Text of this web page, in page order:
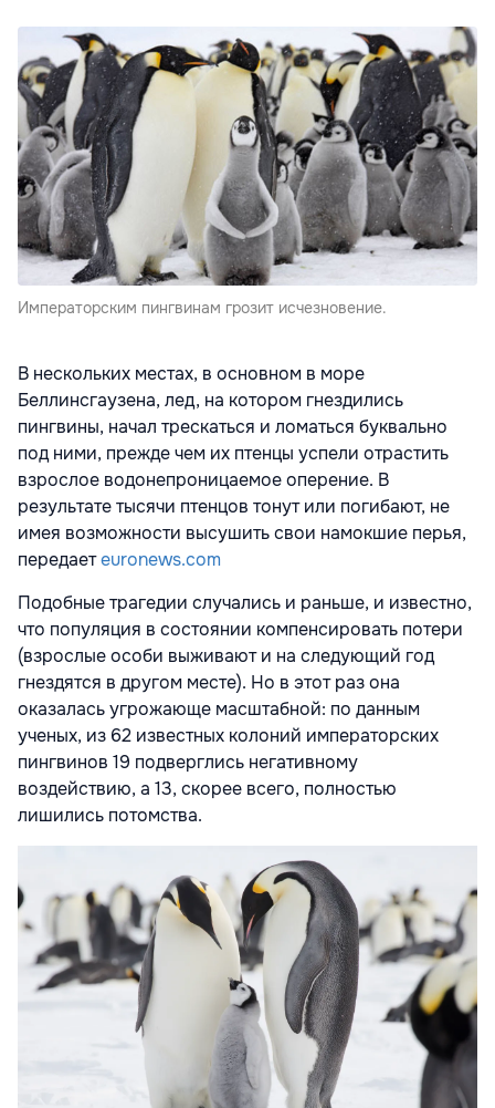
Императорским пингвинам грозит исчезновение.
В нескольких местах, в основном в море
Беллинсгаузена, лед, на котором гнездились
пингвины, начал трескаться и ломаться буквально
под ними, прежде чем их птенцы успели отрастить
взрослое водонепроницаемое оперение. В
результате тысячи птенцов тонут или погибают, не
имея возможности высушить свои намокшие перья,
передаетeuronews.com
Подобные трагедии случались и раньше, и известно,
что популяция в состоянии компенсировать потери
(взрослые особи выживают и на следующий год
гнездятся в другом месте). Но в этот раз она
оказалась угрожающе масштабной: по данным
ученых, из 62 известных колоний императорских
пингвинов 19 подверглись негативному
воздействию, а 13, скорее всего, полностью
лишились потомства.